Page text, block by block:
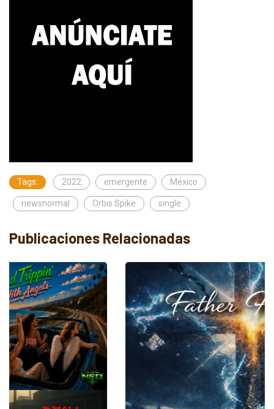
Tags: 2022 emergente México
newsnormal Orbis Spike single
Publicaciones Relacionadas